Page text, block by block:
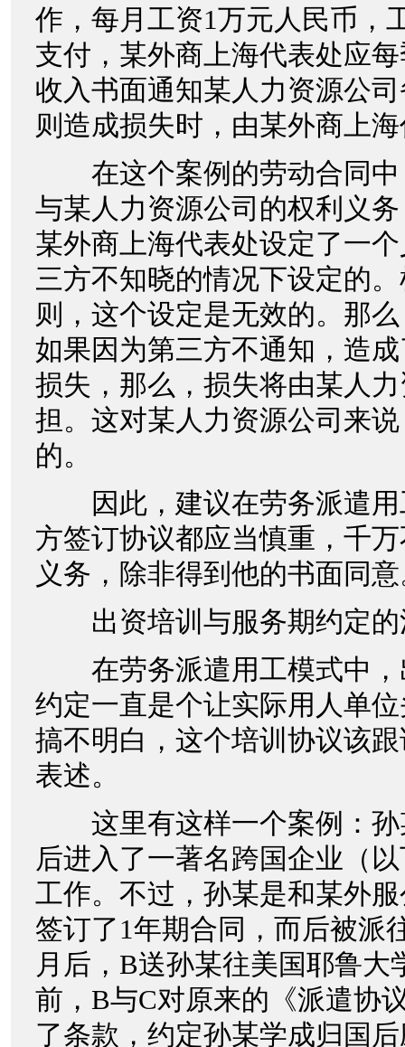
作，每月工资1万元人民币，
支付，某外商上海代表处应
收入书面通知某人力资源公
则造成损失时，由某外商上
在这个案例的劳动合同中
与某人力资源公司的权利义
某外商上海代表处设定了一
三方不知晓的情况下设定的
则，这个设定是无效的。那
如果因为第三方不通知，造
损失，那么，损失将由某人
担。这对某人力资源公司来
的。
因此，建议在劳务派遣用
方签订协议都应当慎重，千
义务，除非得到他的书面同
出资培训与服务期约定的
在劳务派遣用工模式中，
约定一直是个让实际用人单
搞不明白，这个培训协议该
表述。
这里有这样一个案例：孙
后进入了一著名跨国企业（
工作。不过，孙某是和某外
签订了1年期合同，而后被派
月后，B送孙某往美国耶鲁大
前，B与C对原来的《派遣协
了条款，约定孙某学成归国